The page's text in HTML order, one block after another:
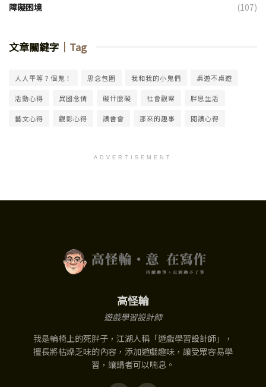
障礙困境
(107)
文章關鍵字 ｜Tag
人人平等？個鬼！ 思念包圍 我和我的小鬼們 桌遊不桌遊
活動心得 異國念情 礙什麼礙 社會觀察 胖思生活
藝文心得 觀影心得 讀書會 那來的趣事 閱讀心得
ADVERTISEMENT
高怪輪
遊戲學習設計師
我是輪椅上的死胖子，江湖人稱「遊戲學習設計師」，
擅長將枯燥乏味的內容，添加遊戲趣味，讓受眾容易學
習，讓講者可以喘息。